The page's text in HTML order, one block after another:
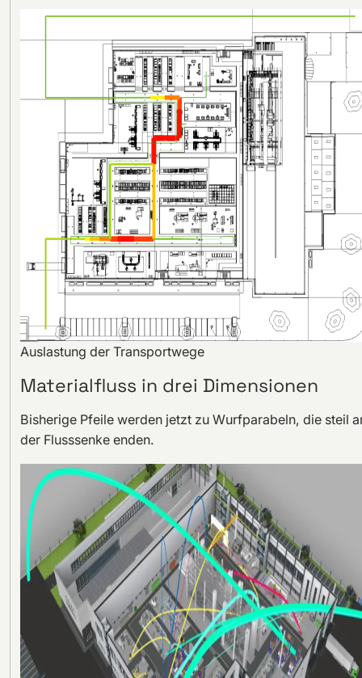
Auslastung der Transportwege
Materialfluss in drei Dimensionen
Bisherige Pfeile werden jetzt zu Wurfparabeln, die steil
der Flusssenke enden.